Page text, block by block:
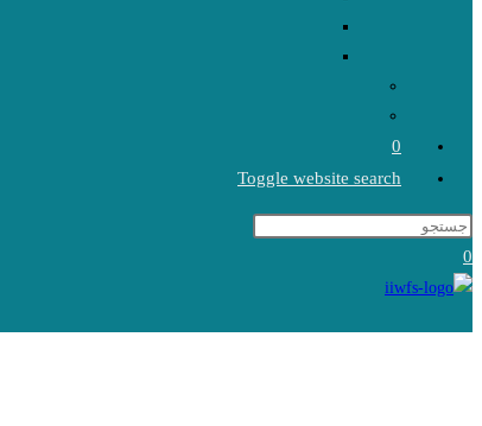
0
Toggle website search
0